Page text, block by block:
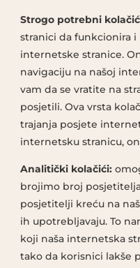
Strogo potrebni
stranici da funkcionira
internetske stranice.
navigaciju na našoj
vam da se vratite na
posjetili. Ova vrsta
trajanja posjete
internetsku stranicu,
Analitički kolačići:
brojimo broj
posjetitelji kreću na
ih upotrebljavaju. To
koji naša internetska
tako da korisnici lakše